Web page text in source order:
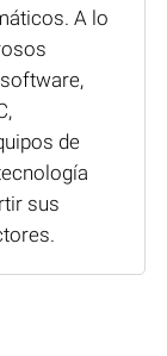
A lo
de
sus